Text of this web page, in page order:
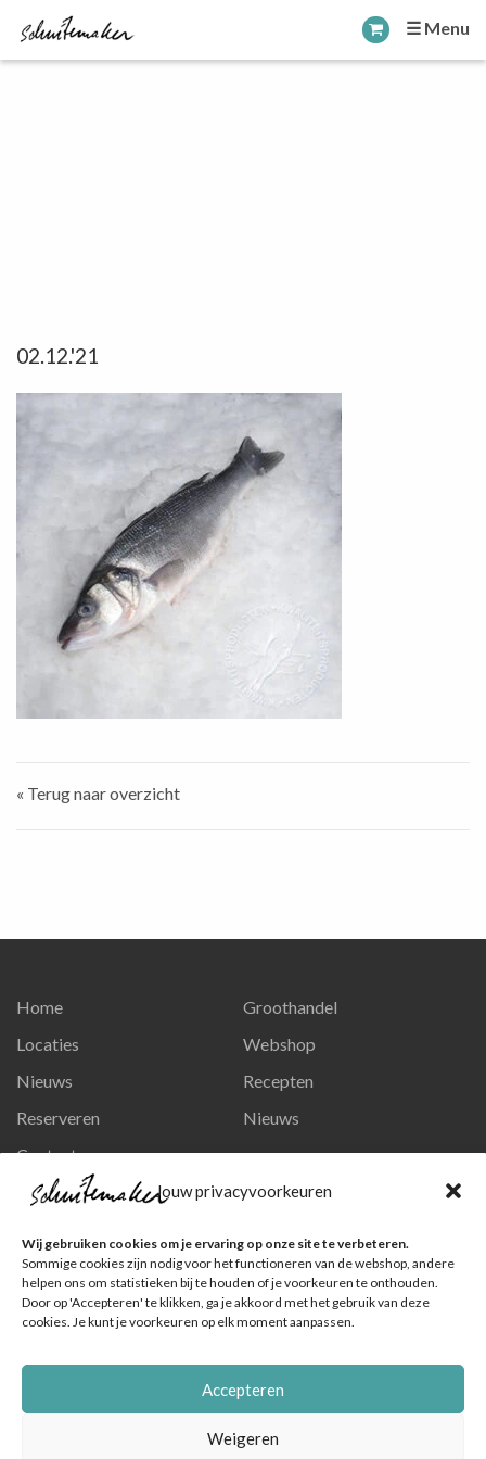
Jouw privacyvoorkeuren
Wij gebruiken cookies om je ervaring op onze site te verbeteren.
Sommige cookies zijn nodig voor het functioneren van de webshop, andere
helpen ons om statistieken bij te houden of je voorkeuren te onthouden.
Door op 'Accepteren' te klikken, ga je akkoord met het gebruik van deze
cookies. Je kunt je voorkeuren op elk moment aanpassen.
Accepteren
Weigeren
☰ Menu
02.12.'21
« Terug naar overzicht
Home
Locaties
Nieuws
Reserveren
Contact
Privacy en persoonsgegevens
Groothandel
Webshop
Recepten
Nieuws
Ga naar onze pagina
Volg ons op Instagram
Ga naar onze pagina